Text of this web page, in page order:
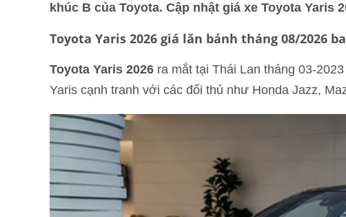
khúc B của Toyota. Cập nhật giá xe Toyota Yaris
Toyota Yaris 2026 giá lăn bánh tháng 08/2026
Toyota Yaris 2026 ra mắt tại Thái Lan tháng 03-
Yaris cạnh tranh với các đối thủ như Honda Jazz,